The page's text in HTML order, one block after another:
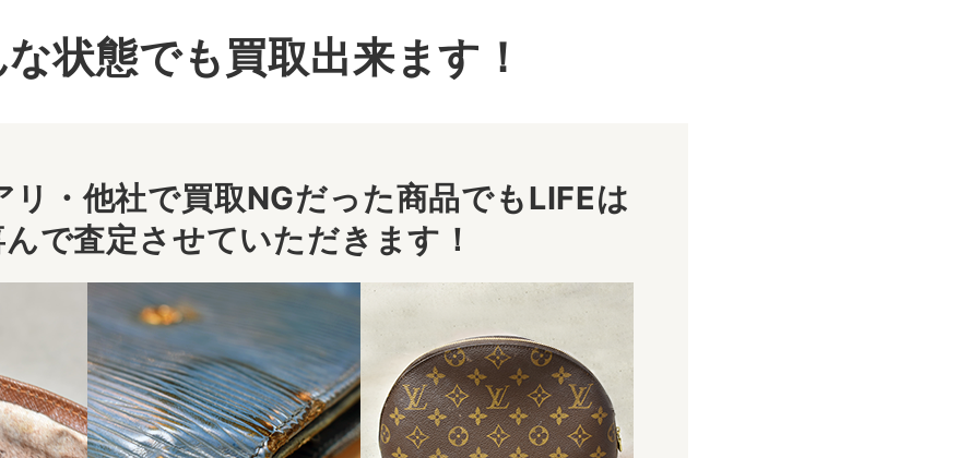
な状態でも買取出来ます！
リ・他社で買取NGだった商品でもLIFEは
で査定させていただきます！